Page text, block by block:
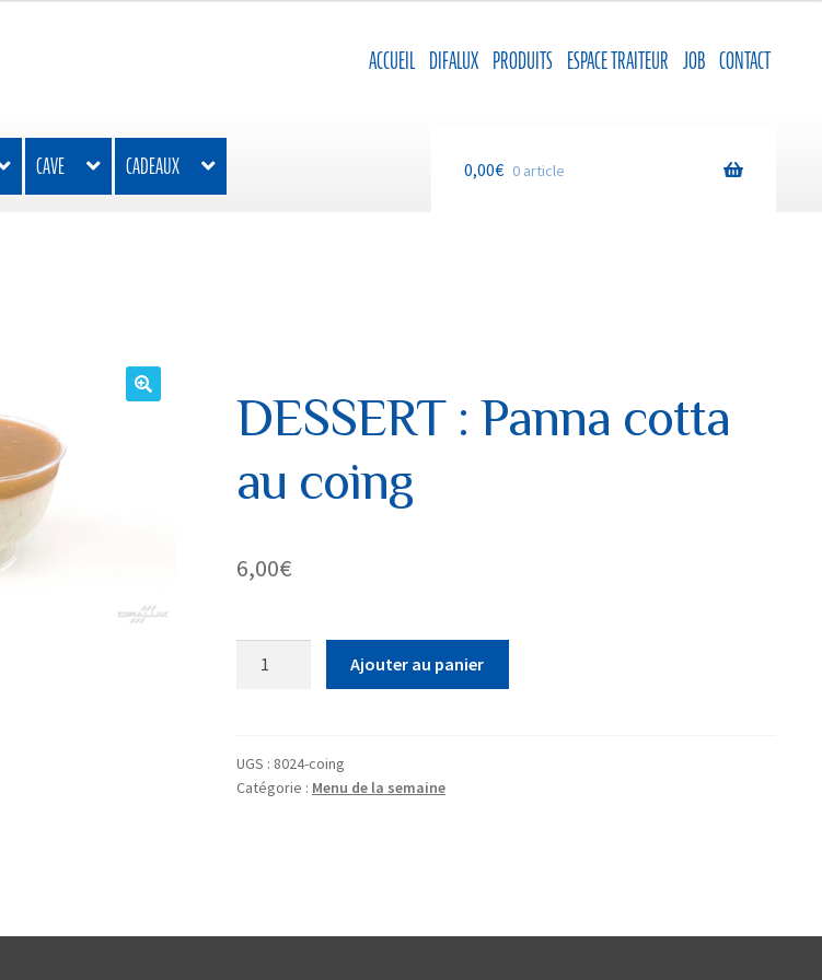
ACCUEIL DIFALUX PRODUITS ESPACE TRAITEUR JOB CONTACT
CAVE CADEAUX 0,00€ 0 article
DESSERT : Panna cotta
au coing
6,00€
Panna
cotta
Ajouter au panier
UGS : 8024-coing
Catégorie : Menu de la semaine